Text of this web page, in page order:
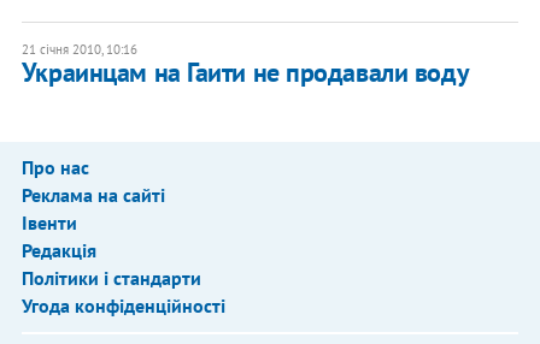
21 січня 2010, 10:16
Украинцам на Гаити не продавали воду
Про нас
Реклама на сайті
Івенти
Редакція
Політики і стандарти
Угода конфіденційності